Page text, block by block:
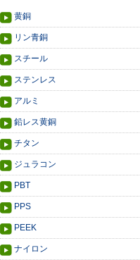
黄銅
リン青銅
スチール
ステンレス
アルミ
鉛レス黄銅
チタン
ジュラコン
PBT
PPS
PEEK
ナイロン